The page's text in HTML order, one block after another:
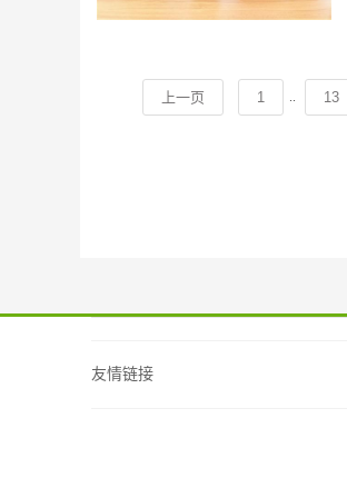
上一页 1 .. 13
友情链接